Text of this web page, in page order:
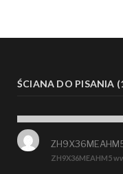
ŚCIANA DO PISANIA
ZH9X36MEAHM5